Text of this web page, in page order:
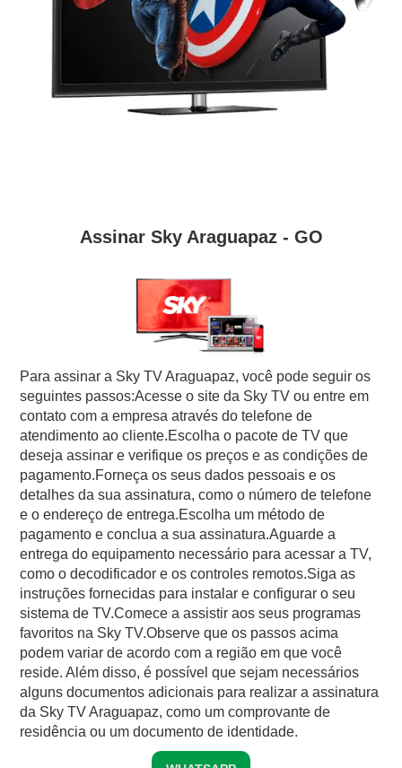
Assinar Sky Araguapaz - GO
Para assinar a Sky TV Araguapaz, você pode seguir os
seguintes passos:Acesse o site da Sky TV ou entre em
contato com a empresa através do telefone de
atendimento ao cliente.Escolha o pacote de TV que
deseja assinar e verifique os preços e as condições de
pagamento.Forneça os seus dados pessoais e os
detalhes da sua assinatura, como o número de telefone
e o endereço de entrega.Escolha um método de
pagamento e conclua a sua assinatura.Aguarde a
entrega do equipamento necessário para acessar a TV,
como o decodificador e os controles remotos.Siga as
instruções fornecidas para instalar e configurar o seu
sistema de TV.Comece a assistir aos seus programas
favoritos na Sky TV.Observe que os passos acima
podem variar de acordo com a região em que você
reside. Além disso, é possível que sejam necessários
alguns documentos adicionais para realizar a assinatura
da Sky TV Araguapaz, como um comprovante de
residência ou um documento de identidade.